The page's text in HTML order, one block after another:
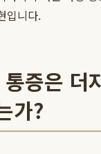
입니다.
증은 더
가?